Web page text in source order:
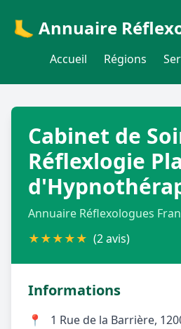
🦶 Annuaire
Accueil Régions
Cabinet de
Réflexlogie
Annuaire Réflexologues
★★★★★ (2 avis)
Informations
📍
1 Rue de la Barrière,